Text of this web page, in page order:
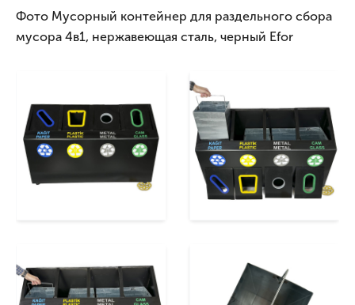
Фото Мусорный контейнер для раздельного сбора
мусора 4в1, нержавеющая сталь, черный Efor